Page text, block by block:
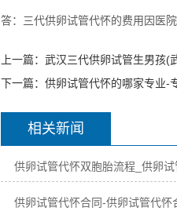
答：三代供卵试管代怀的费用因医
上一篇： 武汉三代供卵试管生男孩(
下一篇： 供卵试管代怀的哪家专业-
相关新闻